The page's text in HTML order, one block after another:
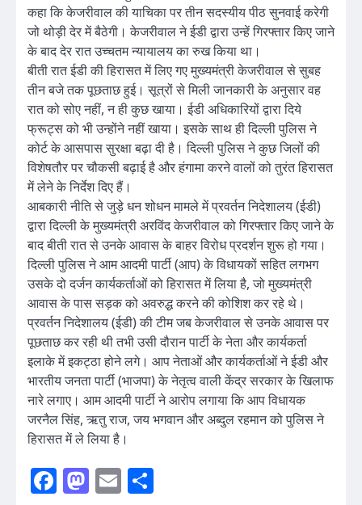
कहा कि केजरीवाल की याचिका पर तीन सदस्यीय पीठ सुनवाई करेगी
जो थोड़ी देर में बैठेगी। केजरीवाल ने ईडी द्वारा उन्हें गिरफ्तार किए जाने
के बाद देर रात उच्चतम न्यायालय का रुख किया था।
बीती रात ईडी की हिरासत में लिए गए मुख्यमंत्री केजरीवाल से सुबह
तीन बजे तक पूछताछ हुई। सूत्रों से मिली जानकारी के अनुसार वह
रात को सोए नहीं, न ही कुछ खाया। ईडी अधिकारियों द्वारा दिये
फ्रूट्स को भी उन्होंने नहीं खाया। इसके साथ ही दिल्ली पुलिस ने
कोर्ट के आसपास सुरक्षा बढ़ा दी है। दिल्ली पुलिस ने कुछ जिलों की
विशेषतौर पर चौकसी बढ़ाई है और हंगामा करने वालों को तुरंत हिरासत
में लेने के निर्देश दिए हैं।
आबकारी नीति से जुड़े धन शोधन मामले में प्रवर्तन निदेशालय (ईडी)
द्वारा दिल्ली के मुख्यमंत्री अरविंद केजरीवाल को गिरफ्तार किए जाने के
बाद बीती रात से उनके आवास के बाहर विरोध प्रदर्शन शुरू हो गया।
दिल्ली पुलिस ने आम आदमी पार्टी (आप) के विधायकों सहित लगभग
उसके दो दर्जन कार्यकर्ताओं को हिरासत में लिया है, जो मुख्यमंत्री
आवास के पास सड़क को अवरुद्ध करने की कोशिश कर रहे थे।
प्रवर्तन निदेशालय (ईडी) की टीम जब केजरीवाल से उनके आवास पर
पूछताछ कर रही थी तभी उसी दौरान पार्टी के नेता और कार्यकर्ता
इलाके में इकट्ठा होने लगे। आप नेताओं और कार्यकर्ताओं ने ईडी और
भारतीय जनता पार्टी (भाजपा) के नेतृत्व वाली केंद्र सरकार के खिलाफ
नारे लगाए। आम आदमी पार्टी ने आरोप लगाया कि आप विधायक
जरनैल सिंह, ऋतु राज, जय भगवान और अब्दुल रहमान को पुलिस ने
हिरासत में ले लिया है।
Facebook
Mastodon
Email